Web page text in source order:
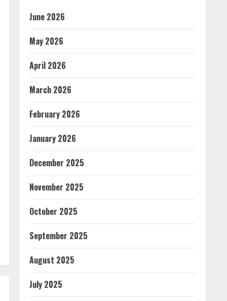
June 2026
May 2026
April 2026
March 2026
February 2026
January 2026
December 2025
November 2025
October 2025
September 2025
August 2025
July 2025